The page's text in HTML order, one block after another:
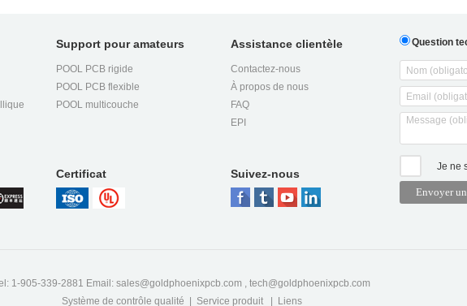
Support pour amateurs
POOL PCB rigide
POOL PCB flexible
POOL multicouche
Certificat
Assistance clientèle
Contactez-nous
À propos de nous
FAQ
EPI
Suivez-nous
Question
Je ne
1-905-339-2881 Email: sales@goldphoenixpcb.com , tech@goldphoenixpcb.com
Système de contrôle qualité
Service produit Liens